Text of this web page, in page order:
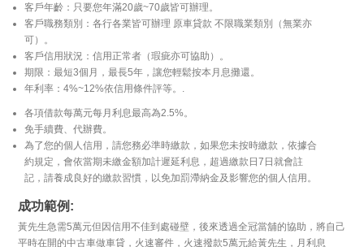
客戶年齡：只要您年滿20歲~70歲皆可辦理。
客戶職務類別：各行各業皆可辦理 原車貸款 不限職業類別（無業亦
可）。
客戶信用狀況：信用正常者（瑕疵亦可協助）。
期限：最短3個月，最長5年，讓您輕鬆按本月息攤還。
年利率：4%~12%依信用條件評等。.
各項借款每萬元每月利息最高為2.5%。
免手續費、代辦費。
為了您的個人信用，請您務必準時繳款，如果您未按時繳款，依據合
約規定，會依當期未繳金額加計遲延利息，超過繳款日7日就會註
記，請養成良好的繳款習慣，以免加罰滯納金及影響您的個人信用。
成功範例:
黃先生急需5萬元但因信用不佳到處碰壁，後來透過全冠當舖的協助，將自己
平時在開的中古車做車貸，火速審件，火速撥款5萬元給黃先生，月利息